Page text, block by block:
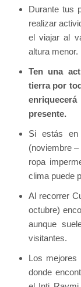
Durante tus
realizar
el viajar al
altura menor.
Ten una
tierra por
presente.
Si estás en
(noviembre
ropa
clima puede
Al recorrer
octubre)
aunque
visitantes.
Los
donde